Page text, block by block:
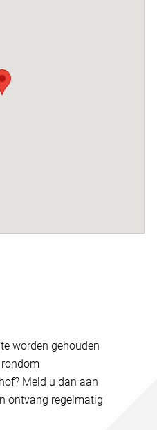
worden gehouden
Meld u dan aan
ontvang regelmatig